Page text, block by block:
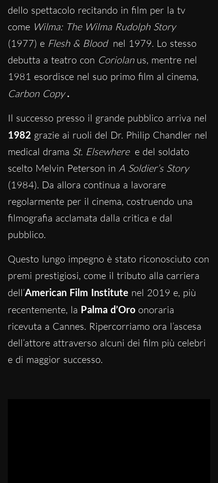
dello spettacolo recitando in film per la tv
come Wilma:The Wilma Rudolph Story
(1977) e Flesh & Blood nel 1979. Lo stesso
debutta a teatro con Coriolan us, mentre nel
1981 esordisce nel suo primo film al cinema,
Carbon Copy .
Il successo presso il grande pubblico arriva nel
1982 grazie ai ruoli del Dr. Philip Chandler nel
medical drama St. Elsewhere e del soldato
scelto Melvin Peterson in A Soldier’s Story
(1984). Da allora continua a lavorare
regolarmente per il cinema, costruendo una
filmografia acclamata dalla critica e dal
pubblico.
Questo lungo impegno è stato riconosciuto con
premi prestigiosi, come il tributo alla carriera
dell’American Film Institute nel 2019 e, più
recentemente, la Palma d’Oro onoraria
ricevuta a Cannes. Ripercorriamo ora l’ascesa
dell’attore attraverso alcuni dei film più celebri
e di maggior successo.